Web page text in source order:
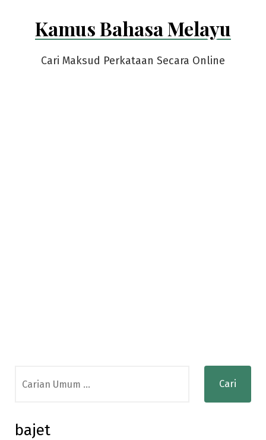
Kamus Bahasa Melayu
Cari Maksud Perkataan Secara Online
for:
bajet